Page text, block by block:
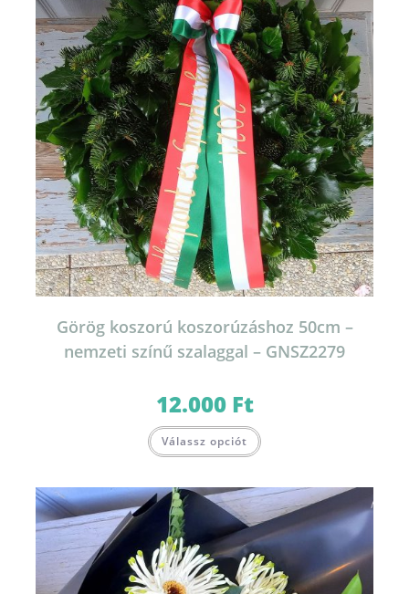
Görög koszorú koszorúzáshoz 50cm –
nemzeti színű szalaggal – GNSZ2279
12.000 Ft
Válassz opciót